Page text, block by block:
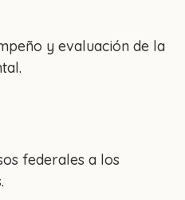
y evaluación de la
federales a los